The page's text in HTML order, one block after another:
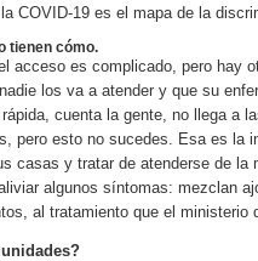
COVID-19 es el mapa de la
tienen cómo.
acceso es complicado, pero hay
los va a atender y que su
cuenta la gente, no llega a
pero esto no sucedes. Esa es la
casas y tratar de atenderse de
algunos síntomas: mezclan
al tratamiento que el ministerio